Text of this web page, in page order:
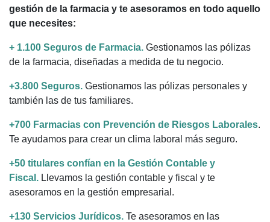
gestión de la farmacia y te asesoramos en todo aquello
que necesites:
+ 1.100 Seguros de Farmacia. Gestionamos las pólizas
de la farmacia, diseñadas a medida de tu negocio.
+3.800 Seguros. Gestionamos las pólizas personales y
también las de tus familiares.
+700 Farmacias con Prevención de Riesgos Laborales.
Te ayudamos para crear un clima laboral más seguro.
+50 titulares confían en la Gestión Contable y
Fiscal. Llevamos la gestión contable y fiscal y te
asesoramos en la gestión empresarial.
+130 Servicios Jurídicos. Te asesoramos en las